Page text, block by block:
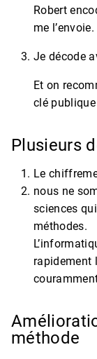
Robert
me l’envoie.
Je décode
Et on
clé
Plusieurs
Le
nous ne
sciences
méthodes.
rapidement
méthode